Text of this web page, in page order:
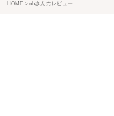
HOME nhさんのレビュー